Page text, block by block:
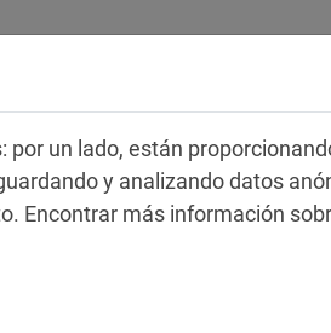
Servicio Contacto
un lado, están
y analizando datos
Encontrar más información